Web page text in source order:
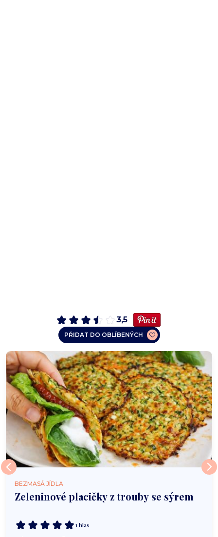
3,5
PŘIDAT DO OBLÍBENÝCH
BEZMASÁ JÍDLA
Zeleninové placičky z trouby se sýrem
1 hlas